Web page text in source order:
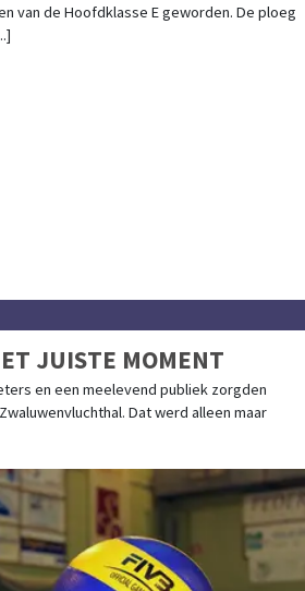
van de Hoofdklasse E geworden. De ploeg
JUISTE MOMENT
en een meelevend publiek zorgden
Dat werd alleen maar